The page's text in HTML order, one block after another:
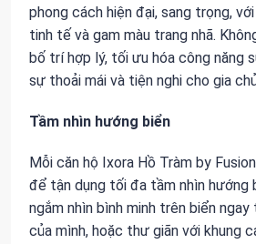
phong cách hiện đại, sang trọng,
tinh tế và gam màu trang nhã.
bố trí hợp lý, tối ưu hóa công năng
sự thoải mái và tiện nghi cho gia
Tầm nhìn hướng biển
Mỗi căn hộ Ixora Hồ Tràm by
để tận dụng tối đa tầm nhìn hướng
ngắm nhìn bình minh trên biển
của mình, hoặc thư giãn với khung